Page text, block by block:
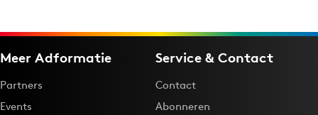
Meer Adformatie
Partners
Events
Service & Contact
Contact
Abonneren